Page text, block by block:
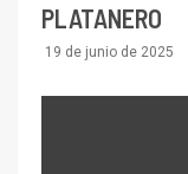
PLATANERO
19 de junio de 2025